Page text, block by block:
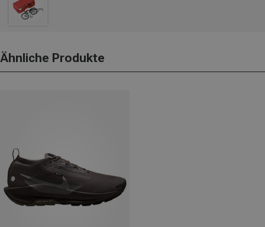
Ähnliche Produkte